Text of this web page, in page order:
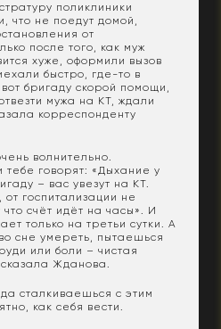
поликлиники
что не поедут домой,
от
после того, как муж
хуже, оформили вызов
быстро, где-то в
бригаду скорой помощи,
мужа на КТ, ждали
корреспонденту
волнительно.
тебе говорят: «Дыхание у
– вас увезут на КТ.
госпитализации не
что счёт идёт на часы». И
только на третьи сутки. А
сне умереть, пытаешься
или боли – чистая
Жданова.
сталкиваешься с этим
как себя вести.